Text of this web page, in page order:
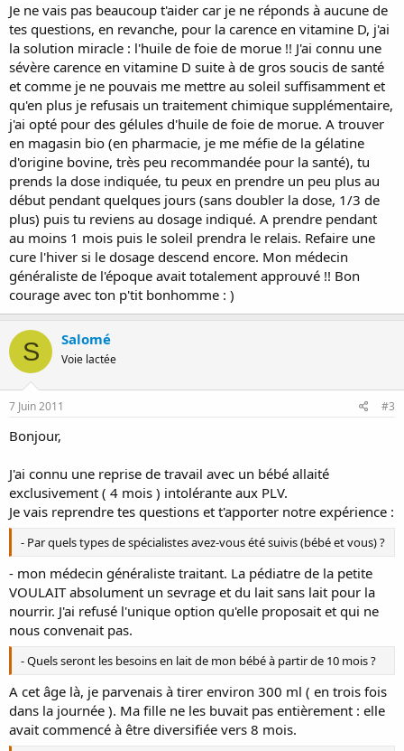
Je ne vais pas beaucoup t'aider car je ne réponds à aucune de
tes questions, en revanche, pour la carence en vitamine D, j'ai
la solution miracle : l'huile de foie de morue !! J'ai connu une
sévère carence en vitamine D suite à de gros soucis de santé
et comme je ne pouvais me mettre au soleil suffisamment et
qu'en plus je refusais un traitement chimique supplémentaire,
j'ai opté pour des gélules d'huile de foie de morue. A trouver
en magasin bio (en pharmacie, je me méfie de la gélatine
d'origine bovine, très peu recommandée pour la santé), tu
prends la dose indiquée, tu peux en prendre un peu plus au
début pendant quelques jours (sans doubler la dose, 1/3 de
plus) puis tu reviens au dosage indiqué. A prendre pendant
au moins 1 mois puis le soleil prendra le relais. Refaire une
cure l'hiver si le dosage descend encore. Mon médecin
généraliste de l'époque avait totalement approuvé !! Bon
courage avec ton p'tit bonhomme : )
S Salomé
Voie lactée
7 Juin 2011 #3
Bonjour,
J'ai connu une reprise de travail avec un bébé allaité
exclusivement ( 4 mois ) intolérante aux PLV.
Je vais reprendre tes questions et t'apporter notre expérience :
- Par quels types de spécialistes avez-vous été suivis (bébé et vous) ?
- mon médecin généraliste traitant. La pédiatre de la petite
VOULAIT absolument un sevrage et du lait sans lait pour la
nourrir. J'ai refusé l'unique option qu'elle proposait et qui ne
nous convenait pas.
- Quels seront les besoins en lait de mon bébé à partir de 10 mois ?
A cet âge là, je parvenais à tirer environ 300 ml ( en trois fois
dans la journée ). Ma fille ne les buvait pas entièrement : elle
avait commencé à être diversifiée vers 8 mois.